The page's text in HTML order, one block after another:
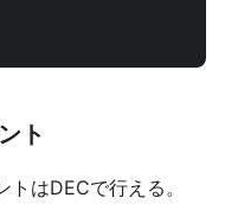
ト
はDECで行える。